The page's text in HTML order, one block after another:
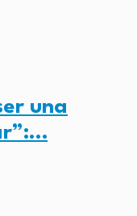
una